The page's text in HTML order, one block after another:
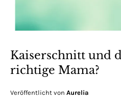
Kaiserschnitt und
richtige Mama?
Veröffentlicht von Aurelia